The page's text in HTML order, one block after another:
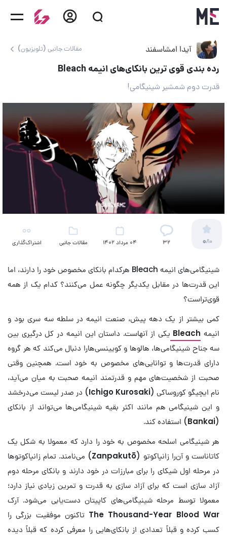
آیدا امشاسفند مقالات جانبی (تلویزیون)
رده بندی قوی ترین بانکای‌های انیمه Bleach
قدرت دوم شمشیر شینیگامی!
0/10
32 04 مرداد 1402
مقالات جانبی
اشتراک‌گذاری
شینیگامی‌های انیمه Bleach هرکدام بانکای مخصوص خود را دارند، اما
این قدرت‌ها در مقابل یکدیگر چگونه عمل می‌کنند؟ کدام یک از همه
قوی‌تراست؟
کمی بیشتر از یک دهه پیش، صنعت انیمه در سلطه سه سری بود و
انیمه Bleach یکی از آنهاست. داستان این انیمه در کل درگیری بین
سه جناح شینیگامی‌ها، هالوها و کویینسی‌هارا دنبال می‌کند که هر گروه
دارای قدرت‌ها و توانایی‌های مخصوص به خود است. همچنین وقتی
صحبت از شخصیت‌های مهم و قدرتمند انیمه صحبت به میان می‌آید،
نام ایچیگو کوروساکی (Ichigo Kurosaki) در صدر لیست می‌درخشد
و این شینیگامی هم مانند اکثر بقیه شینیگامی‌ها می‌تواند از بانکای
(
Bankai) استفاده کند.
هر شینیگامی اسلحه مخصوص به خود را دارد که معمولا به شکل یک
کاتاناست و آن‌را زانپاکوتو (Zanpakutō) می‌نامند. تمام زانپاکوتوها
در مرحله اول شیکای را برای مبارزات در خود دارند و بانکای مرحله دوم
آزاد سازی است که برای آزاد سازی به قدرت و تمرین زیادی نیاز دارد؛
معمولا توسط مرحله شینیگامی‌های کاپیتان دست‌یابی می‌شود. آرک
The Thousand-Year Blood War تاکنون موفقیت بزرگی را
کسب کرده و قبلاً تعدادی از بانکای‌هایی را معرفی کرده که قبلاً دیده